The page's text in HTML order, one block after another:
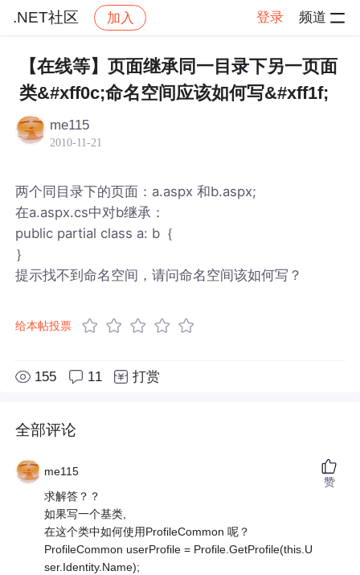
.NET社区 加入 登录 频道
社区 .NET社区 帖子详情
【在线等】页面继承同一目录下另一页面
类&#xff0c;命名空间应该如何写&#xff1f;
me115
2010-11-21
两个同目录下的页面：a.aspx 和b.aspx;
在a.aspx.cs中对b继承：
public partial class a: b｛
｝
提示找不到命名空间，请问命名空间该如何写？
给本帖投票
155 11 打赏
全部评论
me115
求解答？？
如果写一个基类,
在这个类中如何使用ProfileCommon 呢？
ProfileCommon userProfile = Profile.GetProfile(this.U
ser.Identity.Name);
赞